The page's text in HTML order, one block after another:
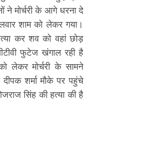
ने मोर्चरी के आगे धरना दे
शाम को लेकर गया।
कर शव को वहां छोड़
फुटेज खंगाल रही है
लेकर मोर्चरी के सामने
शर्मा मौके पर पहुंचे
सिंह की हत्या की है